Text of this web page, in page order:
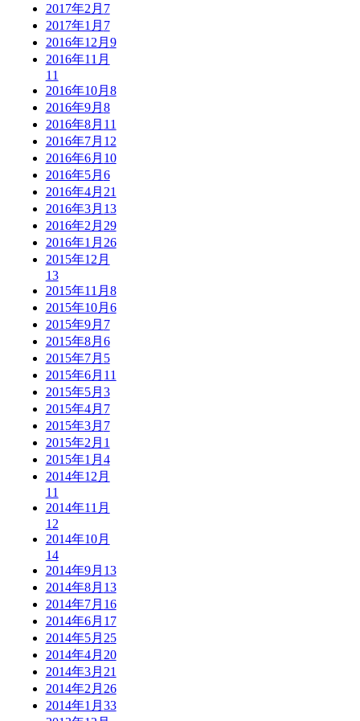
2017年2月 7
2017年1月 7
2016年12月 9
2016年11月
11
2016年10月 8
2016年9月 8
2016年8月 11
2016年7月 12
2016年6月 10
2016年5月 6
2016年4月 21
2016年3月 13
2016年2月 29
2016年1月 26
2015年12月
13
2015年11月 8
2015年10月 6
2015年9月 7
2015年8月 6
2015年7月 5
2015年6月 11
2015年5月 3
2015年4月 7
2015年3月 7
2015年2月 1
2015年1月 4
2014年12月
11
2014年11月
12
2014年10月
14
2014年9月 13
2014年8月 13
2014年7月 16
2014年6月 17
2014年5月 25
2014年4月 20
2014年3月 21
2014年2月 26
2014年1月 33